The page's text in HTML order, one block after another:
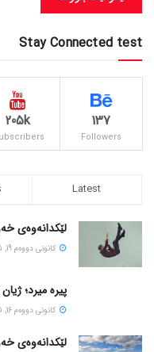
Stay Connected test
137
Followers
205k
Latest
لێکدانەوەی
كانونی دووه‌م 19, 2025
پیره میرد؛
كانونی دووه‌م 16, 2025
لێکدانەوەی